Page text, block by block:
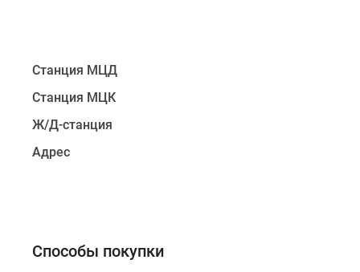
массивы
Битцевского
с
другой
со
Станция МЦД
Станция МЦК
Ж/Д-станция
Адрес
Способы покупки